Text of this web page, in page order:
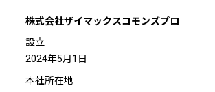
株式会社ザイマックスコモンズプロ
設立
2024年5月1日
本社所在地